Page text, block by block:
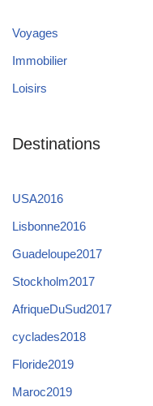
Voyages
Immobilier
Loisirs
Destinations
USA2016
Lisbonne2016
Guadeloupe2017
Stockholm2017
AfriqueDuSud2017
cyclades2018
Floride2019
Maroc2019